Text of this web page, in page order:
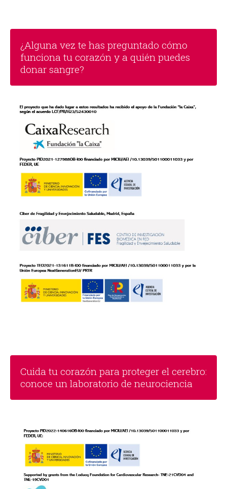
¿Alguna vez te has preguntado cómo
funciona tu corazón y a quién puedes
donar sangre?
Cuida tu corazón para proteger el cerebro:
conoce un laboratorio de neurociencia